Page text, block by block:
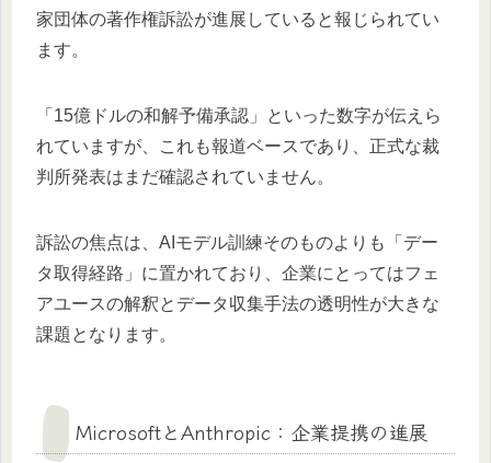
家団体の著作権訴訟が進展していると報じられてい
ます。
「15億ドルの和解予備承認」といった数字が伝えら
れていますが、これも報道ベースであり、正式な裁
判所発表はまだ確認されていません。
訴訟の焦点は、AIモデル訓練そのものよりも「デー
タ取得経路」に置かれており、企業にとってはフェ
アユースの解釈とデータ収集手法の透明性が大きな
課題となります。
MicrosoftとAnthropic：企業提携の進展